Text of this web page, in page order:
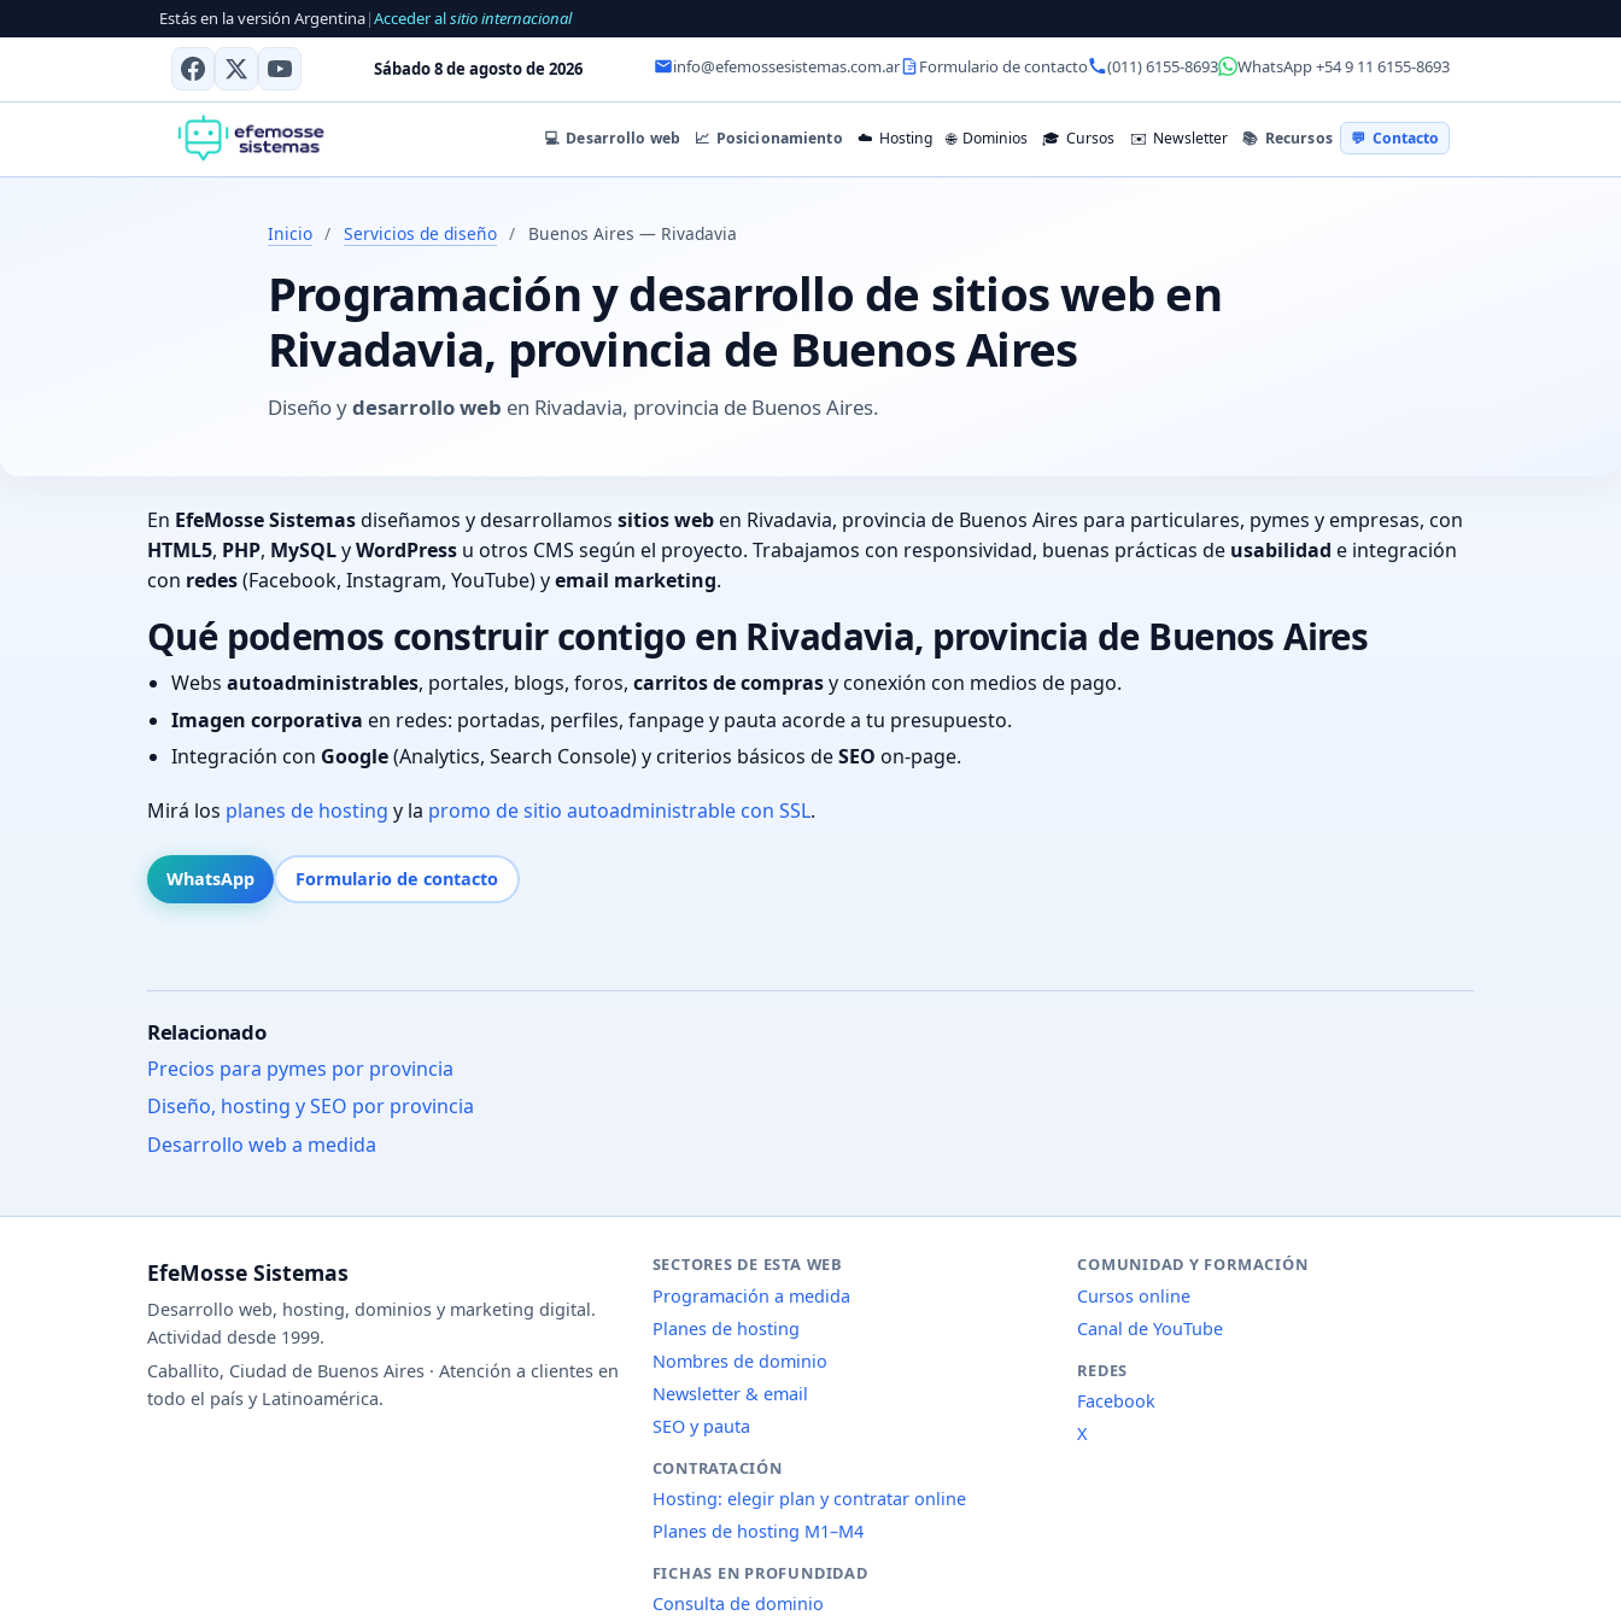
Estás en la versión Argentina|Acceder alsitio internacional
Sábado 8 de agosto de 2026 info@efemossesistemas.com.ar Formulario de contacto (011) 6155-8693 WhatsApp +54 9 11 6155-8693
💻 Desarrollo web 📈 Posicionamiento ☁️ Hosting 🌐 Dominios 🎓 Cursos ✉️ Newsletter 📚 Recursos 💬 Contacto
Inicio / Servicios de diseño / Buenos Aires — Rivadavia
Programación y desarrollo de sitios web en
Rivadavia, provincia de Buenos Aires
Diseño ydesarrollo web en Rivadavia, provincia de Buenos Aires.
En EfeMosse Sistemasdiseñamos y desarrollamos sitios weben Rivadavia, provincia de Buenos Aires para particulares, pymes y empresas, con
HTML5, PHP, MySQLyWordPress u otros CMS según el proyecto. Trabajamos con responsividad, buenas prácticas de usabilidad e integración
con redes(Facebook, Instagram, YouTube) yemail marketing.
Qué podemos construir contigo en Rivadavia, provincia de Buenos Aires
Webs autoadministrables, portales, blogs, foros, carritos de comprasy conexión con medios de pago.
Imagen corporativa en redes: portadas, perfiles, fanpage y pauta acorde a tu presupuesto.
Integración con Google(Analytics, Search Console) y criterios básicos deSEO on-page.
Mirá los planes de hosting y la promo de sitio autoadministrable con SSL.
WhatsApp Formulario de contacto
Relacionado
Precios para pymes por provincia
Diseño, hosting y SEO por provincia
Desarrollo web a medida
EfeMosse Sistemas
Desarrollo web, hosting, dominios y marketing digital.
Actividad desde 1999.
Caballito, Ciudad de Buenos Aires · Atención a clientes en
todo el país y Latinoamérica.
SECTORES DE ESTA WEB
Programación a medida
Planes de hosting
Nombres de dominio
Newsletter & email
SEO y pauta
CONTRATACIÓN
Hosting: elegir plan y contratar online
Planes de hosting M1–M4
FICHAS EN PROFUNDIDAD
Consulta de dominio
COMUNIDAD Y FORMACIÓN
Cursos online
Canal de YouTube
REDES
Facebook
X